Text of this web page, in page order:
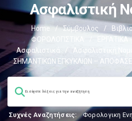
Ασφαλιστική
Home / Σύμβουλος /
ΦΟΡΟΛΟΓΙΣΤΙΚΑ
Ασφαλιστικά
/ Ασφαλιστική
ΣΗΜΑΝΤΙΚΩΝ ΕΓΚΥΚΛΙΩΝ –
Συχνές Αναζητήσεις: Φορολογικη